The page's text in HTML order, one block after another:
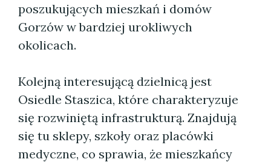
poszukujących mieszkań i domów
Gorzów w bardziej urokliwych
okolicach.
Kolejną interesującą dzielnicą jest
Osiedle Staszica, które charakteryzuje
się rozwiniętą infrastrukturą. Znajdują
się tu sklepy, szkoły oraz placówki
medyczne, co sprawia, że mieszkańcy